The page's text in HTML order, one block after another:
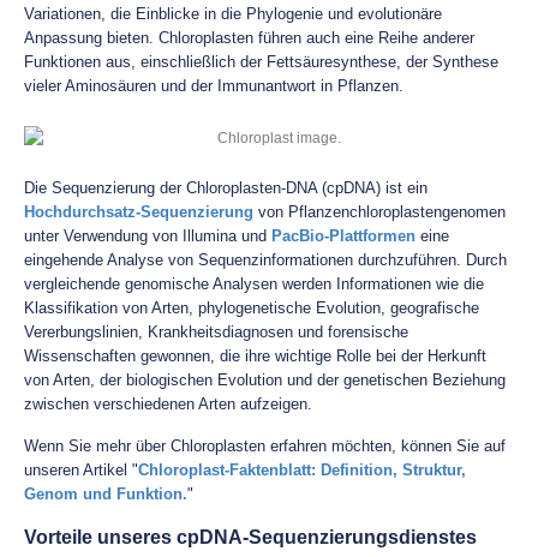
Variationen, die Einblicke in die Phylogenie und evolutionäre
Anpassung bieten. Chloroplasten führen auch eine Reihe anderer
Funktionen aus, einschließlich der Fettsäuresynthese, der Synthese
vieler Aminosäuren und der Immunantwort in Pflanzen.
Die Sequenzierung der Chloroplasten-DNA (cpDNA) ist ein
Hochdurchsatz-Sequenzierung von Pflanzenchloroplastengenomen
unter Verwendung von Illumina und PacBio-Plattformen eine
eingehende Analyse von Sequenzinformationen durchzuführen. Durch
vergleichende genomische Analysen werden Informationen wie die
Klassifikation von Arten, phylogenetische Evolution, geografische
Vererbungslinien, Krankheitsdiagnosen und forensische
Wissenschaften gewonnen, die ihre wichtige Rolle bei der Herkunft
von Arten, der biologischen Evolution und der genetischen Beziehung
zwischen verschiedenen Arten aufzeigen.
Wenn Sie mehr über Chloroplasten erfahren möchten, können Sie auf
unseren Artikel "Chloroplast-Faktenblatt: Definition, Struktur,
Genom und Funktion."
Vorteile unseres cpDNA-Sequenzierungsdienstes